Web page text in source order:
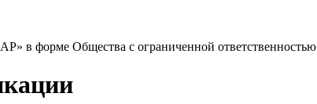
в форме Общества с ограниченной ответственностью